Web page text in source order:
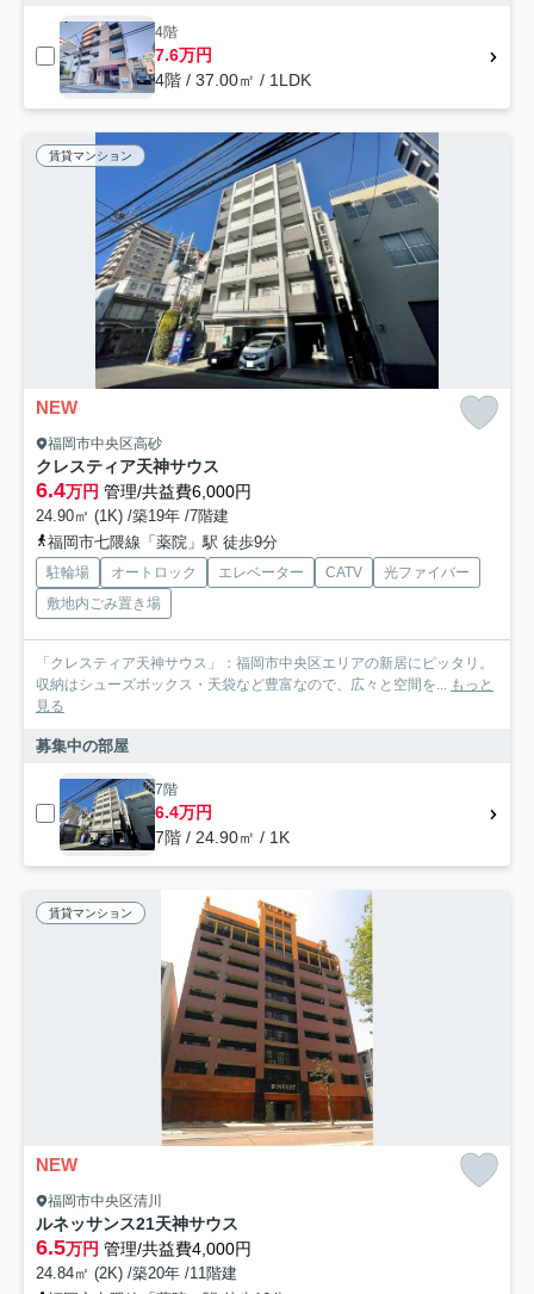
4階
7.6万円
4階 / 37.00㎡ / 1LDK
賃貸マンション
NEW
福岡市中央区高砂
クレスティア天神サウス
6.4万円 管理/共益費6,000円
24.90㎡ (1K) /築19年 /7階建
福岡市七隈線「薬院」駅 徒歩9分
駐輪場 オートロック エレベーター CATV
光ファイバー
敷地内ごみ置き場
「クレスティア天神サウス」：福岡市中央区エリアの新居にピッタリ。
収納はシューズボックス・天袋など豊富なので、広々と空間を... もっと
見る
募集中の部屋
7階
6.4万円
7階 / 24.90㎡ / 1K
賃貸マンション
NEW
福岡市中央区清川
ルネッサンス21天神サウス
6.5万円 管理/共益費4,000円
24.84㎡ (2K) /築20年 /11階建